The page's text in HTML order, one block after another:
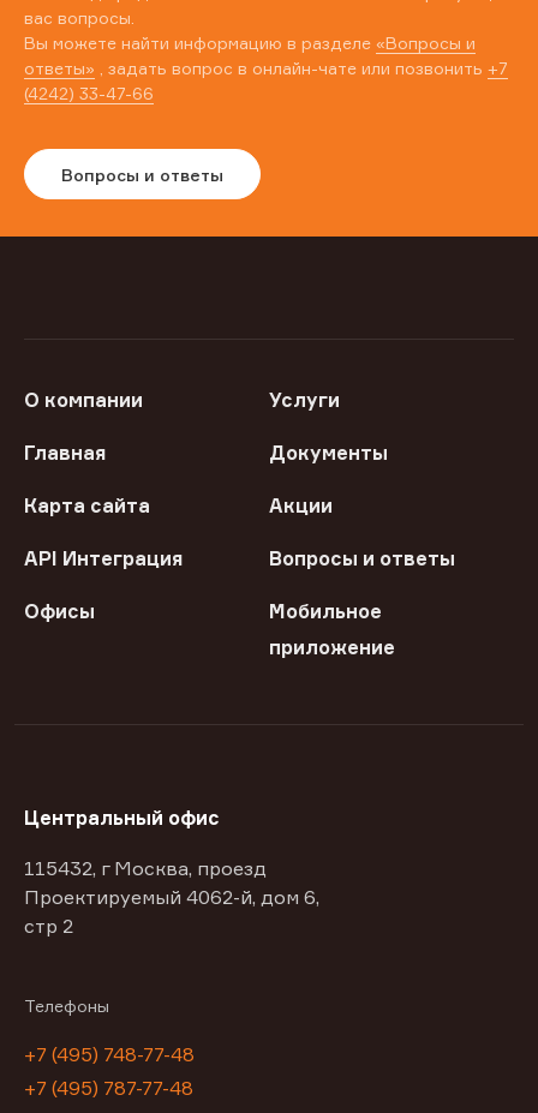
вас вопросы.
Вы можете найти информацию в разделе «Вопросы и
ответы» , задать вопрос в онлайн-чате или позвонить +7
(4242) 33-47-66
Вопросы и ответы
О компании Услуги
Главная Документы
Карта сайта Акции
API Интеграция Вопросы и ответы
Офисы
Мобильное
приложение
Центральный офис
115432, г Москва, проезд
Проектируемый 4062-й, дом 6,
стр 2
Телефоны
+7 (495) 748-77-48
+7 (495) 787-77-48